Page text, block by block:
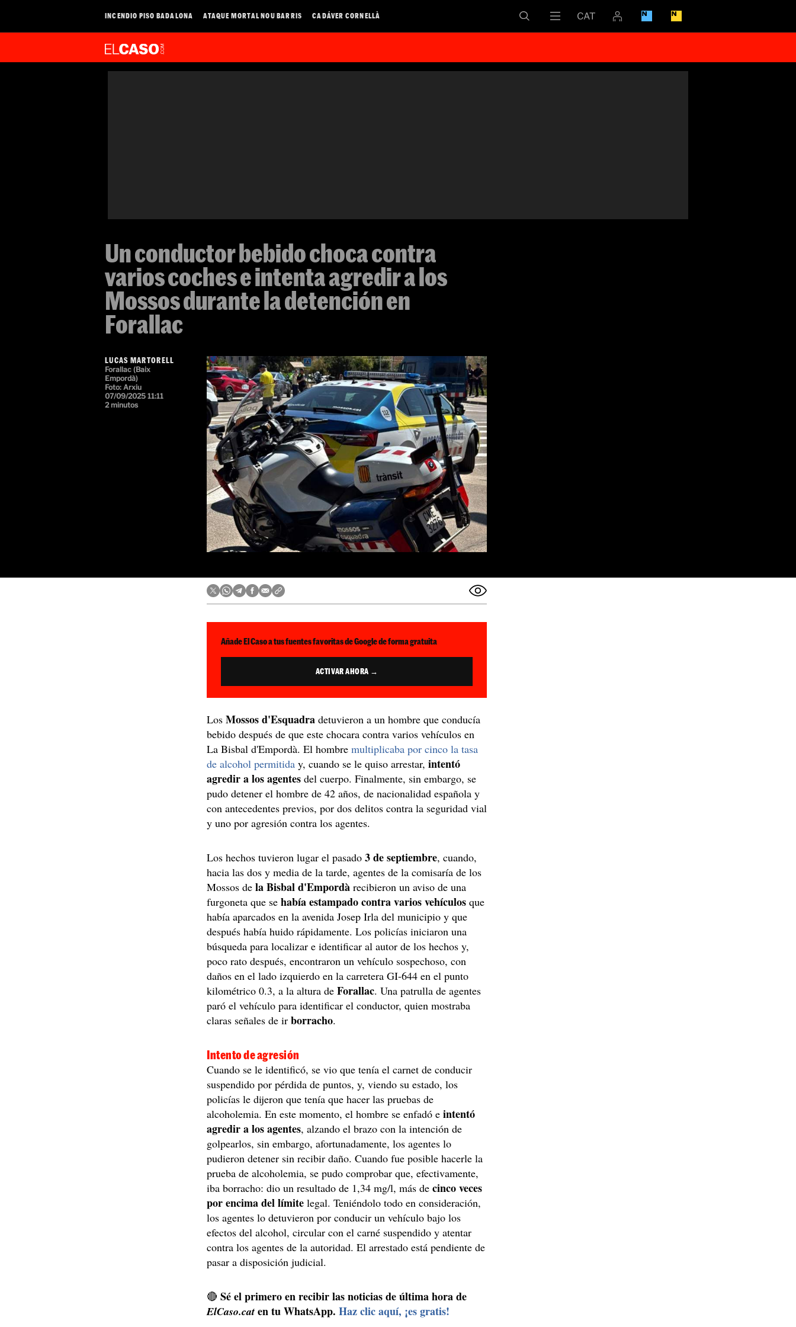
INCENDIO PISO BADALONA ATAQUE MORTAL NOU BARRIS CADÁVER CORNELLÀ
Un conductor bebido choca contra
varios coches e intenta agredir a los
Mossos durante la detención en
Forallac
LUCAS MARTORELL
Forallac (Baix
Empordà)
Foto: Arxiu
07/09/2025 11:11
2 minutos
Añade El Caso a tus fuentes favoritas de Google de forma gratuita
ACTIVAR AHORA →
LosMossos d'Esquadra detuvieron a un hombre que conducía
bebido después de que este chocara contra varios vehículos en
La Bisbal d'Empordà. El hombremultiplicaba por cinco la tasa
de alcohol permitida y, cuando se le quiso arrestar,intentó
agredir a los agentes del cuerpo. Finalmente, sin embargo, se
pudo detener el hombre de 42 años, de nacionalidad española y
con antecedentes previos, por dos delitos contra la seguridad vial
y uno por agresión contra los agentes.
Los hechos tuvieron lugar el pasado3 de septiembre, cuando,
hacia las dos y media de la tarde, agentes de la comisaría de los
Mossos dela Bisbal d'Empordà recibieron un aviso de una
furgoneta que sehabía estampado contra varios vehículos que
había aparcados en la avenida Josep Irla del municipio y que
después había huido rápidamente. Los policías iniciaron una
búsqueda para localizar e identificar al autor de los hechos y,
poco rato después, encontraron un vehículo sospechoso, con
daños en el lado izquierdo en la carretera GI-644 en el punto
kilométrico 0.3, a la altura deForallac. Una patrulla de agentes
paró el vehículo para identificar el conductor, quien mostraba
claras señales de irborracho.
Intento de agresión
Cuando se le identificó, se vio que tenía el carnet de conducir
suspendido por pérdida de puntos, y, viendo su estado, los
policías le dijeron que tenía que hacer las pruebas de
alcoholemia. En este momento, el hombre se enfadó eintentó
agredir a los agentes, alzando el brazo con la intención de
golpearlos, sin embargo, afortunadamente, los agentes lo
pudieron detener sin recibir daño. Cuando fue posible hacerle la
prueba de alcoholemia, se pudo comprobar que, efectivamente,
iba borracho: dio un resultado de 1,34 mg/l, más decinco veces
por encima del límite legal. Teniéndolo todo en consideración,
los agentes lo detuvieron por conducir un vehículo bajo los
efectos del alcohol, circular con el carné suspendido y atentar
contra los agentes de la autoridad. El arrestado está pendiente de
pasar a disposición judicial.
🔴Sé el primero en recibir las noticias de última hora de
ElCaso.cat en tu WhatsApp.Haz clic aquí, ¡es gratis!